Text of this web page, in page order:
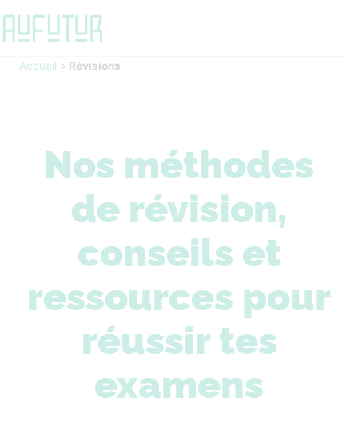
Accueil » Révisions
Nos méthodes
de révision,
conseils et
ressources pour
réussir tes
examens